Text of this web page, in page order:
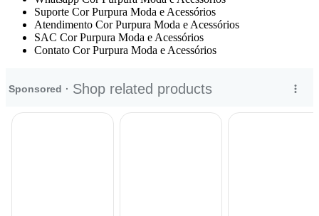
Suporte Cor Purpura Moda e Acessórios
Atendimento Cor Purpura Moda e Acessórios
SAC Cor Purpura Moda e Acessórios
Contato Cor Purpura Moda e Acessórios